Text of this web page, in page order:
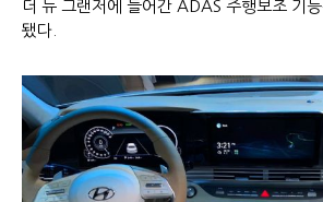
더 뉴 그랜저에 들어간 ADAS 주행보조 기
됐다.